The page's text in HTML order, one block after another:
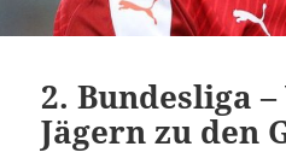
2. Bundesliga
Jägern zu den